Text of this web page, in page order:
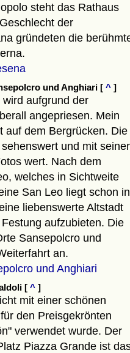
steht das Rathaus
der
gründeten die
und Anghiari [ ^ ]
aufgrund der
angepriesen. Mein
auf dem Bergrücken. Die
und mit
wert. Nach dem
welches in Sichtweite
San Leo liegt schon in
liebenswerte Altstadt
aufzubieten. Die
Sansepolcro und
an.
und Anghiari
[ ^ ]
mit einer schönen
den Preisgekrönten
verwendet wurde. Der
Piazza Grande ist